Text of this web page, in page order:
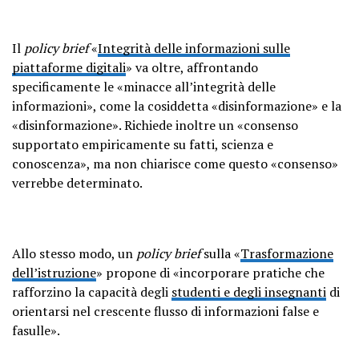
Il policy brief«Integrità delle informazioni sulle
piattaforme digitali» va oltre, affrontando
specificamente le «minacce all’integrità delle
informazioni», come la cosiddetta «disinformazione» e la
«disinformazione». Richiede inoltre un «consenso
supportato empiricamente su fatti, scienza e
conoscenza», ma non chiarisce come questo «consenso»
verrebbe determinato.
Allo stesso modo, un policy briefsulla «Trasformazione
dell’istruzione» propone di «incorporare pratiche che
rafforzino la capacità degli studenti e degli insegnanti di
orientarsi nel crescente flusso di informazioni false e
fasulle».